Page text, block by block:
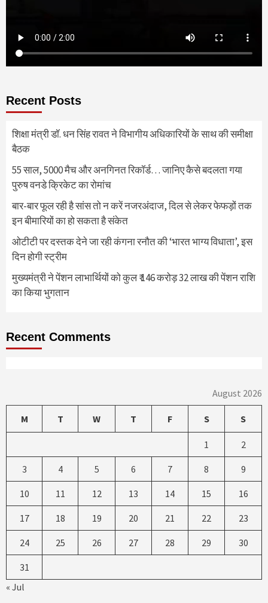
Recent Posts
शिक्षा मंत्री डॉ. धन सिंह रावत ने विभागीय अधिकारियों के साथ की समीक्षा
बैठक
55 साल, 5000 मैच और अनगिनत रिकॉर्ड… जानिए कैसे बदलता गया
पुरुष वनडे क्रिकेट का रोमांच
बार-बार फूल रही है सांस तो न करें नजरअंदाज, दिल से लेकर फेफड़ों तक
इन बीमारियों का हो सकता है संकेत
ओटीटी पर दस्तक देने जा रही कंगना रनौत की ‘भारत भाग्य विधाता’, इस
दिन होगी स्ट्रीम
मुख्यमंत्री ने पेंशन लाभार्थियों को कुल ₹ 146 करोड़ 32 लाख की पेंशन राशि
का किया भुगतान
Recent Comments
August 2026
M T W T F S S
1 2
3 4 5 6 7 8 9
10 11 12 13 14 15 16
17 18 19 20 21 22 23
24 25 26 27 28 29 30
31
« Jul